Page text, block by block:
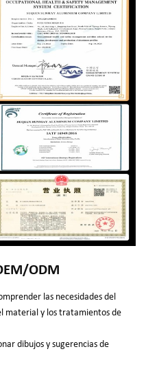
ODM
las necesidades del
material y los tratamientos de
dibujos y sugerencias de